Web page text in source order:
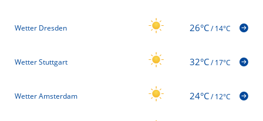
Wetter Dresden 26°C/14°C
Wetter Stuttgart 32°C/17°C
Wetter Amsterdam 24°C/12°C